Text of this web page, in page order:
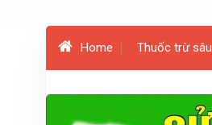
Home Thuốc trừ sâu